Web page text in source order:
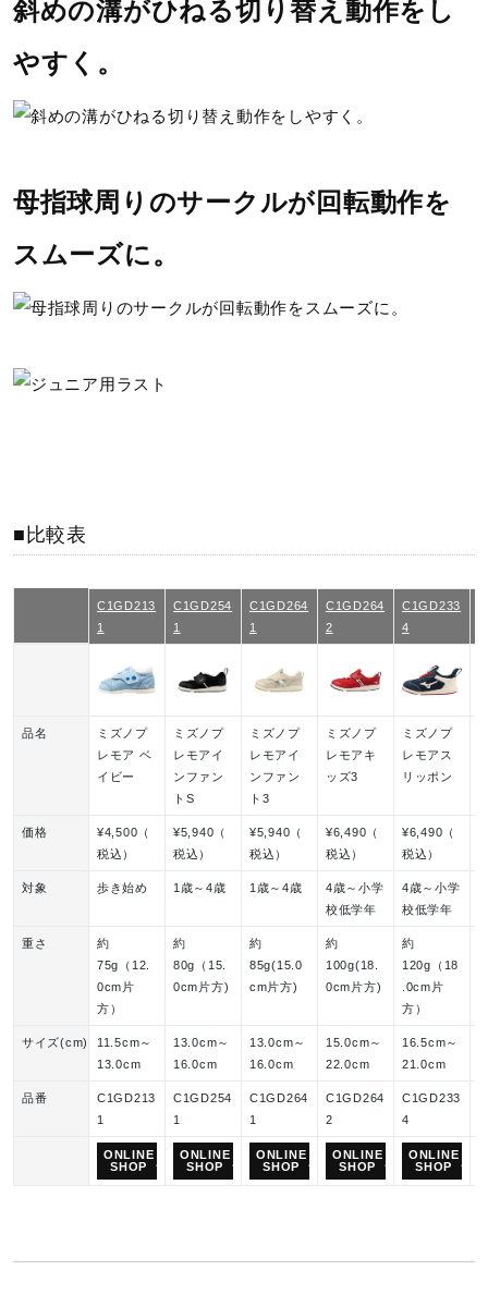
斜めの溝がひねる切り替え動作をし
やすく。
母指球周りのサークルが回転動作を
スムーズに。
■比較表
C1GD213
1
C1GD254
1
C1GD264
1
C1GD264
2
C1GD233
4
品名
ミズノプ
レモア ベ
イビー
ミズノプ
レモアイ
ンファン
トS
ミズノプ
レモアイ
ンファン
ト3
ミズノプ
レモアキ
ッズ3
ミズノプ
レモアス
リッポン
価格
¥4,500（
税込）
¥5,940（
税込）
¥5,940（
税込）
¥6,490（
税込）
¥6,490（
税込）
対象 歩き始め 1歳～4歳 1歳～4歳
4歳～小学
校低学年
4歳～小学
校低学年
重さ
約
75g（12.
0cm片
方）
約
80g（15.
0cm片方)
約
85g(15.0
cm片方)
約
100g(18.
0cm片方)
約
120g（18
.0cm片
方）
サイズ(cm)
11.5cm～
13.0cm
13.0cm～
16.0cm
13.0cm～
16.0cm
15.0cm～
22.0cm
16.5cm～
21.0cm
品番
C1GD213
1
C1GD254
1
C1GD264
1
C1GD264
2
C1GD233
4
ONLINE
SHOP
ONLINE
SHOP
ONLINE
SHOP
ONLINE
SHOP
ONLINE
SHOP